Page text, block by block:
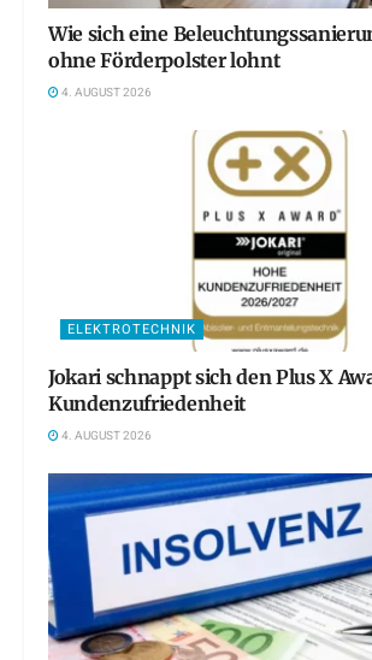
Wie sich eine
ohne Förderpolster lohnt
4. AUGUST 2026
ELEKTROTECHNIK
Jokari schnappt sich den Plus X
Kundenzufriedenheit
4. AUGUST 2026